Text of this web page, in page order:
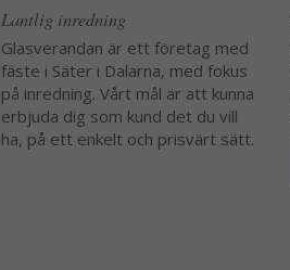
Lantlig inredning
Glasverandan är ett företag med
fäste i Säter i Dalarna, med fokus
på inredning. Vårt mål är att kunna
erbjuda dig som kund det du vill
ha, på ett enkelt och prisvärt sätt.